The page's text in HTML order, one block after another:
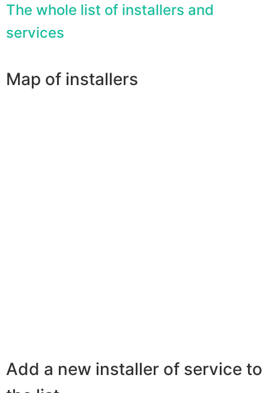
The whole list of installers and
services
Map of installers
Add a new installer of service to